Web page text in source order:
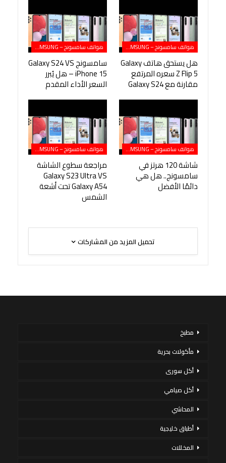
هواتف سامسونج – SAMSUNG
هل يستحق هاتف Galaxy
Z Flip 5 سعره المرتفع
مقارنة مع Galaxy S24
هواتف سامسونج – SAMSUNG
سامسونج Galaxy S24 VS
iPhone 15 – هل يُبرر
السعر الأداء المقدم
هواتف سامسونج – SAMSUNG
شاشة 120 هرتز في
سامسونج.. هل هي
دائمًا الأفضل
هواتف سامسونج – SAMSUNG
مراجعة سطوع الشاشة
Galaxy S23 Ultra VS
Galaxy A54 تحت أشعة
الشمس
تحميل المزيد من المشاركات
مطبخ
مأكولات بحرية
أكل سورى
أكل صيامي
المحاشي
أطباق خليجية
المخللات